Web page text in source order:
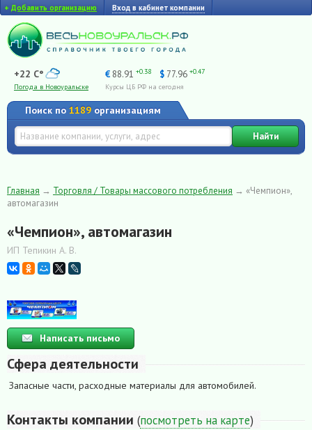
+ Добавить организацию Вход в кабинет компании
+22 C°
Погода в Новоуральске
€ 88.91 +0.38 $ 77.96 +0.47
Курсы ЦБ РФ на сегодня
Поиск по 1189 организациям
Найти
Главная → Торговля / Товары массового потребления → «Чемпион»,
автомагазин
«Чемпион», автомагазин
ИП Тепикин А. В.
Написать письмо
Сфера деятельности
Запасные части, расходные материалы для автомобилей.
Контакты компании (посмотреть на карте)